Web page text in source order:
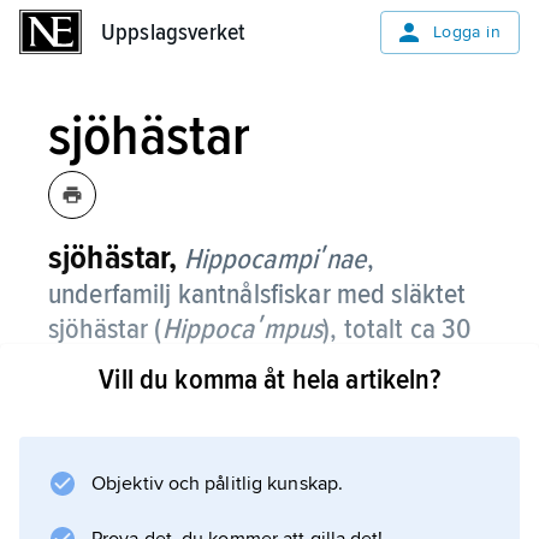
Uppslagsverket Logga in
sjöhästar
sjöhästar, Hippocampiʹnae,
underfamilj kantnålsfiskar med släktet
sjöhästar (Hippocaʹmpus), totalt ca 30
arter, huvudsakligen i tropiska hav.
framåtböjt. Stjärtfena saknas, och stjärten
Vill du komma åt hela artikeln?
Objektiv och pålitlig kunskap.